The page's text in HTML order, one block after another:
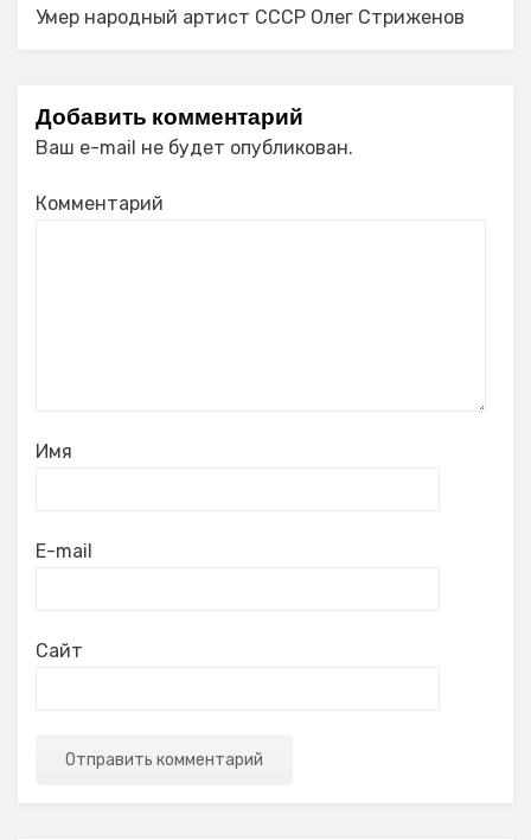
Умер народный артист СССР Олег Стриженов
Добавить комментарий
Ваш e-mail не будет опубликован.
Комментарий
Имя
E-mail
Сайт